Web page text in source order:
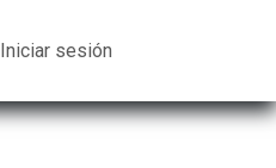
Iniciar sesión